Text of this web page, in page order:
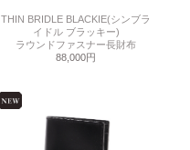
THIN BRIDLE BLACKIE(シンブラ
イドル ブラッキー)
ラウンドファスナー長財布
88,000円